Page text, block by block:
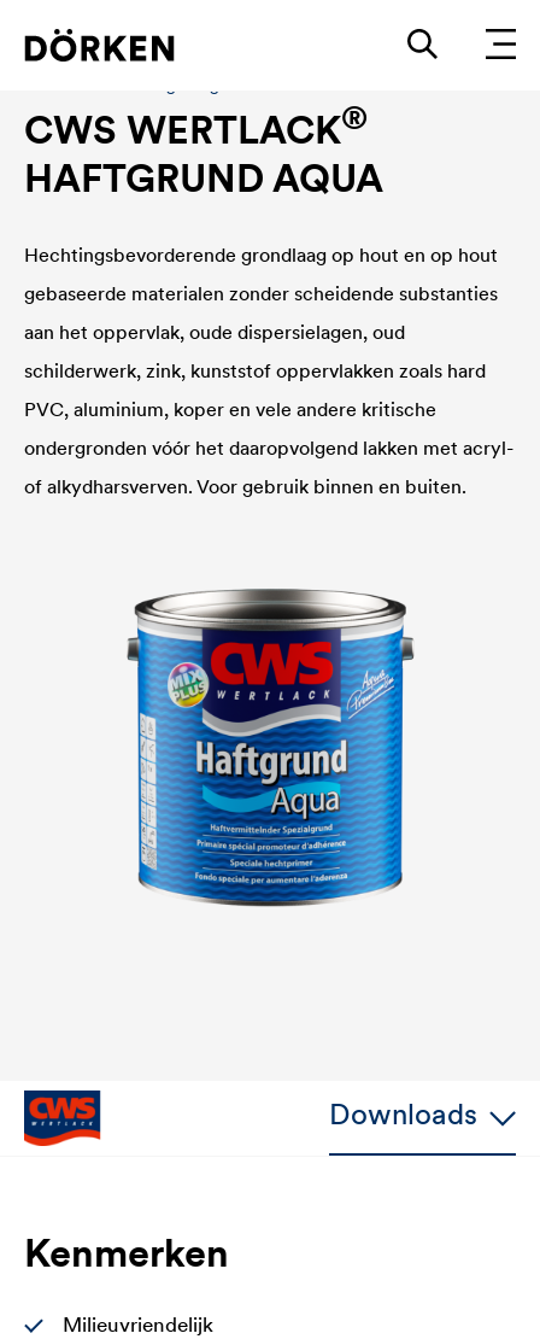
CWS WERTLACK®
HAFTGRUND AQUA
Hechtingsbevorderende grondlaag op hout en op hout
gebaseerde materialen zonder scheidende substanties
aan het oppervlak, oude dispersielagen, oud
schilderwerk, zink, kunststof oppervlakken zoals hard
PVC, aluminium, koper en vele andere kritische
ondergronden vóór het daaropvolgend lakken met acryl-
of alkydharsverven. Voor gebruik binnen en buiten.
Downloads
Kenmerken
Milieuvriendelijk